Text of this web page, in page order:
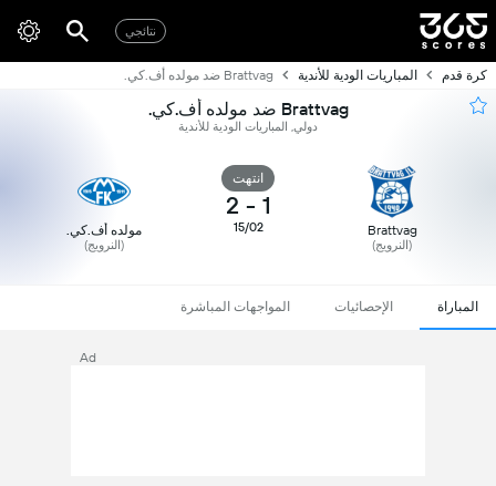
نتائجي
كرة قدم المباريات الودية للأندية Brattvag ضد مولده أف.كي.
Brattvag ضد مولده أف.كي.
دولي, المباريات الودية للأندية
Brattvag
(النرويج)
انتهت
1
-
2
15/02 مولده أف.كي.
(النرويج)
المباراة الإحصائيات المواجهات المباشرة
Ad